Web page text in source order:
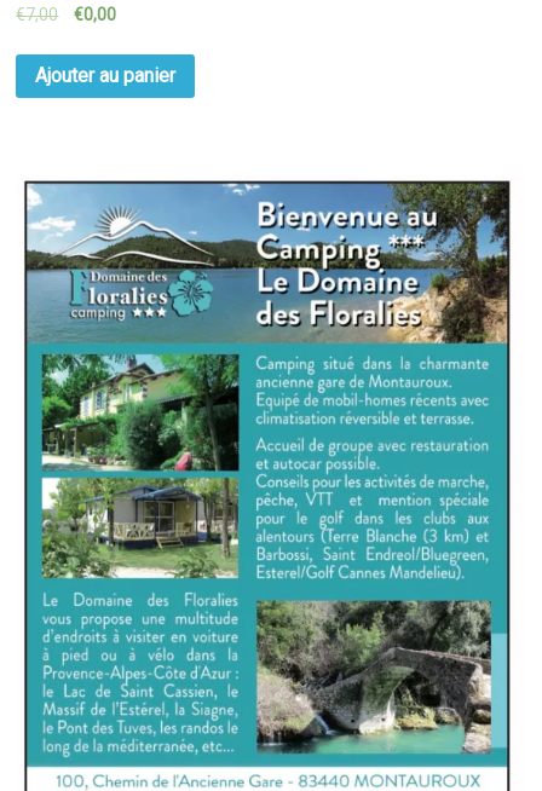
Note
5.00
€7,00 €0,00
Ajouter au panier